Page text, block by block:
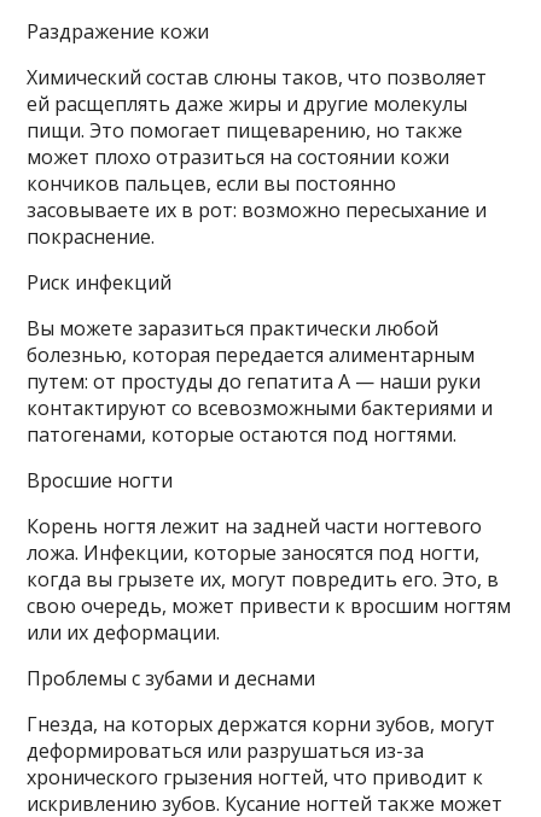
Раздражение кожи
Химический состав слюны таков, что позволяет
ей расщеплять даже жиры и другие молекулы
пищи. Это помогает пищеварению, но также
может плохо отразиться на состоянии кожи
кончиков пальцев, если вы постоянно
засовываете их в рот: возможно пересыхание и
покраснение.
Риск инфекций
Вы можете заразиться практически любой
болезнью, которая передается алиментарным
путем: от простуды до гепатита А — наши руки
контактируют со всевозможными бактериями и
патогенами, которые остаются под ногтями.
Вросшие ногти
Корень ногтя лежит на задней части ногтевого
ложа. Инфекции, которые заносятся под ногти,
когда вы грызете их, могут повредить его. Это, в
свою очередь, может привести к вросшим ногтям
или их деформации.
Проблемы с зубами и деснами
Гнезда, на которых держатся корни зубов, могут
деформироваться или разрушаться из-за
хронического грызения ногтей, что приводит к
искривлению зубов. Кусание ногтей также может